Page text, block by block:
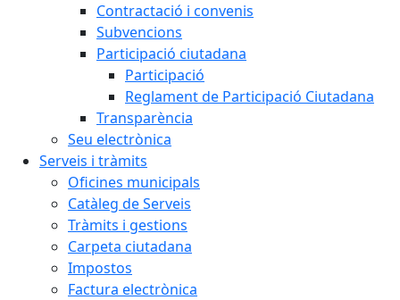
Contractació i convenis
Subvencions
Participació ciutadana
Participació
Reglament de Participació Ciutadana
Transparència
Seu electrònica
Serveis i tràmits
Oficines municipals
Catàleg de Serveis
Tràmits i gestions
Carpeta ciutadana
Impostos
Factura electrònica